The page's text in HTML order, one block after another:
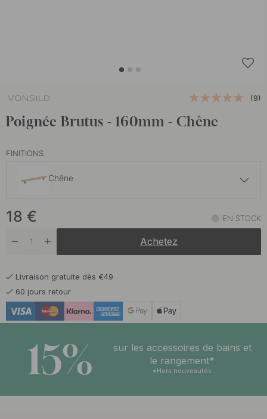
(9)
Poignée Brutus - 160mm - Chêne
FINITIONS
Chêne
En stock
18 € EN STOCK
Achetez
Livraison gratuite dès €49
60 jours retour
15%
sur les accessoires de bains et
le rangement*
*Hors nouveautés